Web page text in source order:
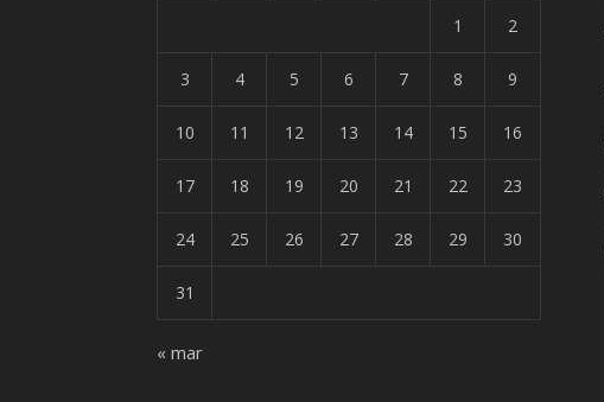
1 2
3 4 5 6 7 8 9
10 11 12 13 14 15 16
17 18 19 20 21 22 23
24 25 26 27 28 29 30
31
« mar